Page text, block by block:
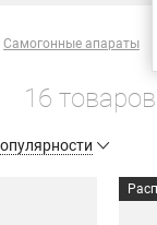
Самогонные апараты
16 товаров